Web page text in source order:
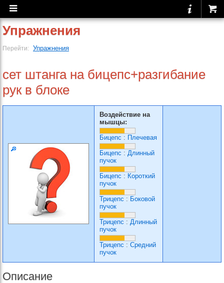
Упражнения
Перейти: Упражнения
сет штанга на бицепс+разгибание
рук в блоке
Воздействие на
мышцы:
Бицепс : Плечевая
Бицепс : Длинный
пучок
Бицепс : Короткий
пучок
Трицепс : Боковой
пучок
Трицепс : Длинный
пучок
Трицепс : Средний
пучок
Описание